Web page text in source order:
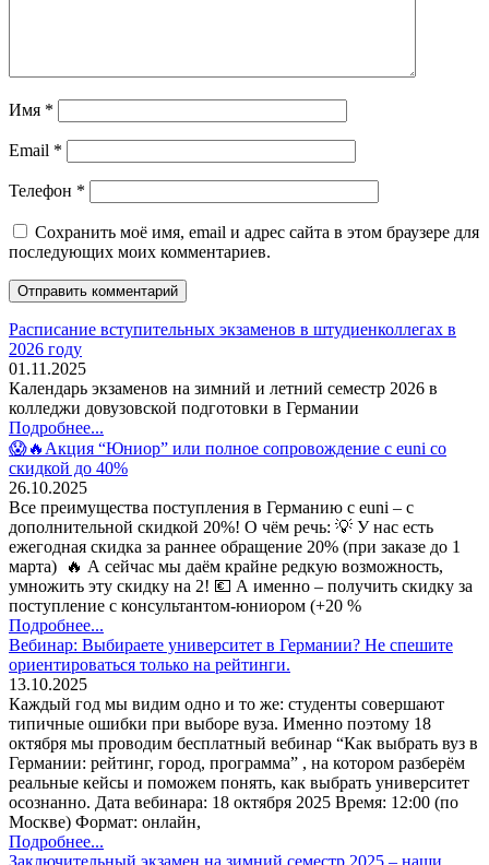
Имя *
Email *
Телефон *
Сохранить моё имя, email и адрес сайта в этом браузере для
последующих моих комментариев.
Расписание вступительных экзаменов в штудиенколлегах в
2026 году
01.11.2025
Календарь экзаменов на зимний и летний семестр 2026 в
колледжи довузовской подготовки в Германии
Подробнее...
😱🔥Акция “Юниор” или полное сопровождение с euni со
скидкой до 40%
26.10.2025
Все преимущества поступления в Германию с euni – с
дополнительной скидкой 20%! О чём речь: 💡 У нас есть
ежегодная скидка за раннее обращение 20% (при заказе до 1
марта) 🔥 А сейчас мы даём крайне редкую возможность,
умножить эту скидку на 2! 💶 А именно – получить скидку за
поступление с консультантом-юниором (+20 %
Подробнее...
Вебинар: Выбираете университет в Германии? Не спешите
ориентироваться только на рейтинги.
13.10.2025
Каждый год мы видим одно и то же: студенты совершают
типичные ошибки при выборе вуза. Именно поэтому 18
октября мы проводим бесплатный вебинар “Как выбрать вуз в
Германии: рейтинг, город, программа” , на котором разберём
реальные кейсы и поможем понять, как выбрать университет
осознанно. Дата вебинара: 18 октября 2025 Время: 12:00 (по
Москве) Формат: онлайн,
Подробнее...